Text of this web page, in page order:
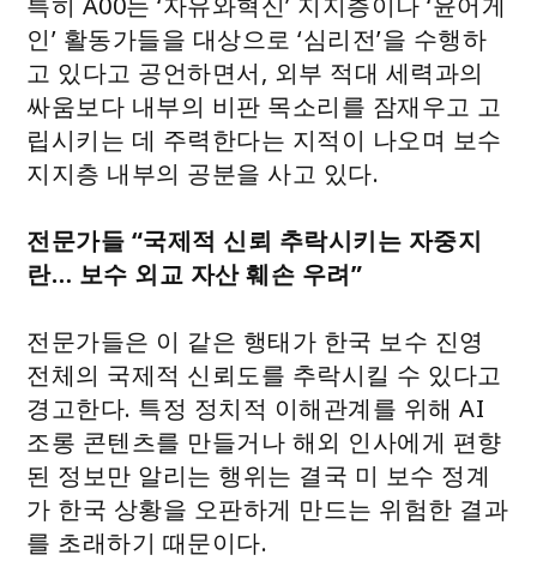
인’ 활동가들을 대상으로 ‘심리전’을 수행하
고 있다고 공언하면서, 외부 적대 세력과의
싸움보다 내부의 비판 목소리를 잠재우고 고
립시키는 데 주력한다는 지적이 나오며 보수
지지층 내부의 공분을 사고 있다.
전문가들 “국제적 신뢰 추락시키는 자중지
란… 보수 외교 자산 훼손 우려”
전문가들은 이 같은 행태가 한국 보수 진영
전체의 국제적 신뢰도를 추락시킬 수 있다고
경고한다. 특정 정치적 이해관계를 위해 AI
조롱 콘텐츠를 만들거나 해외 인사에게 편향
된 정보만 알리는 행위는 결국 미 보수 정계
가 한국 상황을 오판하게 만드는 위험한 결과
를 초래하기 때문이다.